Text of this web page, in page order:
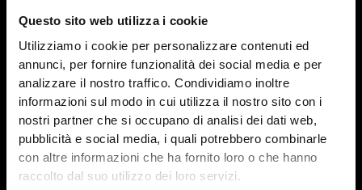
Questo sito web utilizza i cookie
Utilizziamo i cookie per personalizzare contenuti ed
annunci, per fornire funzionalità dei social media e per
analizzare il nostro traffico. Condividiamo inoltre
informazioni sul modo in cui utilizza il nostro sito con i
nostri partner che si occupano di analisi dei dati web,
pubblicità e social media, i quali potrebbero combinarle
con altre informazioni che ha fornito loro o che hanno
raccolto dal suo utilizzo dei loro servizi.
Ozzano Emilia – Bologna (IT)
info@falper.it